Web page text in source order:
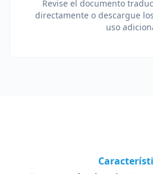
Revise el documento
directamente o descargue
uso